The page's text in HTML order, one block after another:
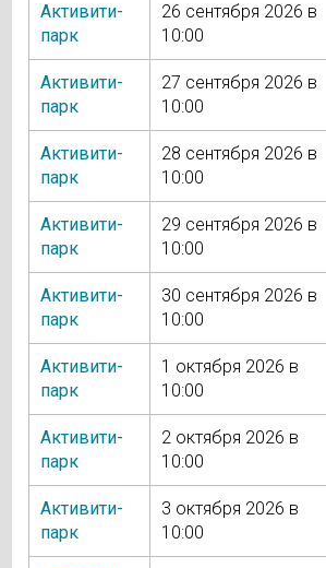
Активити-
парк
26 сентября 2026 в
10:00
Активити-
парк
27 сентября 2026 в
10:00
Активити-
парк
28 сентября 2026 в
10:00
Активити-
парк
29 сентября 2026 в
10:00
Активити-
парк
30 сентября 2026 в
10:00
Активити-
парк
1 октября 2026 в
10:00
Активити-
парк
2 октября 2026 в
10:00
Активити-
парк
3 октября 2026 в
10:00